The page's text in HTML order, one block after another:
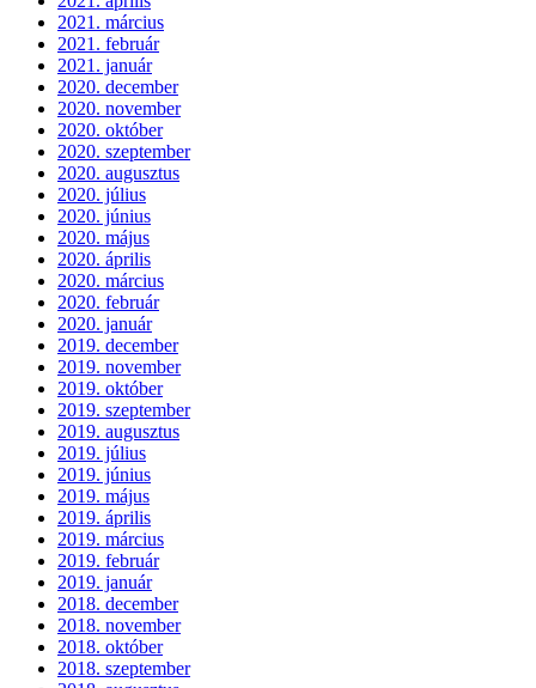
2021. március
2021. február
2021. január
2020. december
2020. november
2020. október
2020. szeptember
2020. augusztus
2020. július
2020. június
2020. május
2020. április
2020. március
2020. február
2020. január
2019. december
2019. november
2019. október
2019. szeptember
2019. augusztus
2019. július
2019. június
2019. május
2019. április
2019. március
2019. február
2019. január
2018. december
2018. november
2018. október
2018. szeptember